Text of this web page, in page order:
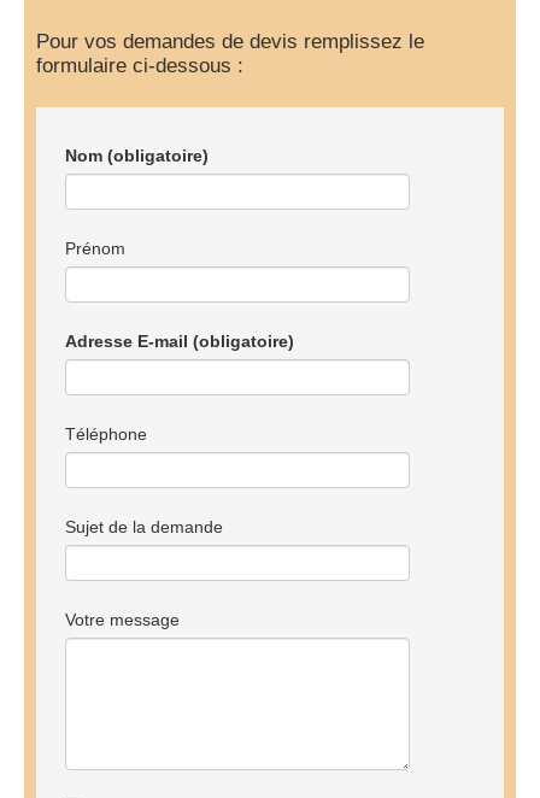
Pour vos demandes de devis remplissez le
formulaire ci-dessous :
Nom (obligatoire)
Prénom
Adresse E-mail (obligatoire)
Téléphone
Sujet de la demande
Votre message